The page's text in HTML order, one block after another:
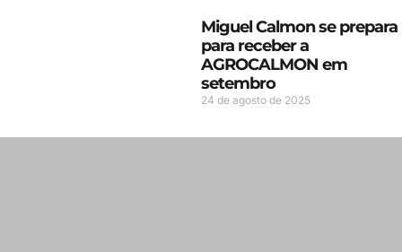
Miguel Calmon se prepara
para receber a
AGROCALMON em
setembro
24 de agosto de 2025